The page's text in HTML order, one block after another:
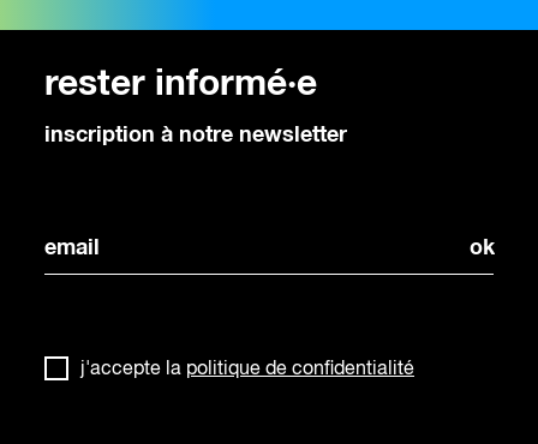
rester informé·e
inscription à notre newsletter
j'accepte la politique de confidentialité